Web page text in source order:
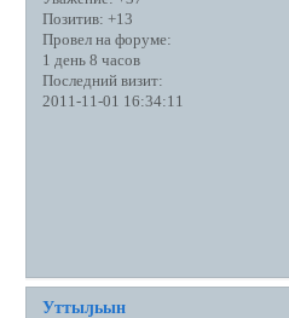
Позитив: +13
Провел на форуме:
1 день 8 часов
Последний визит:
2011-11-01 16:34:11
Уттыԓьын